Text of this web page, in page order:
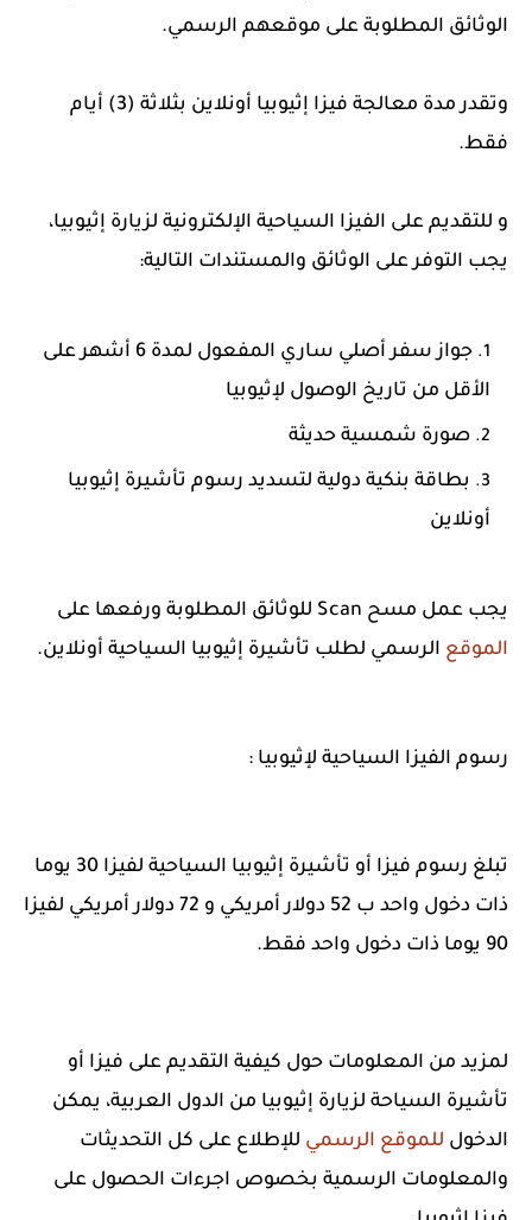
الوثائق المطلوبة على موقعهم الرسمي.
وتقدر مدة معالجة فيزا إثيوبيا أونلاين بثلاثة (3) أيام
فقط.
و للتقديم على الفيزا السياحية الإلكترونية لزيارة إثيوبيا،
يجب التوفر على الوثائق والمستندات التالية:
جواز سفر أصلي ساري المفعول لمدة 6 أشهر على
الأقل من تاريخ الوصول لإثيوبيا
صورة شمسية حديثة
بطاقة بنكية دولية لتسديد رسوم تأشيرة إثيوبيا
أونلاين
يجب عمل مسح Scan للوثائق المطلوبة ورفعها على
الموقع الرسمي لطلب تأشيرة إثيوبيا السياحية أونلاين.
رسوم الفيزا السياحية لإثيوبيا :
تبلغ رسوم فيزا أو تأشيرة إثيوبيا السياحية لفيزا 30 يوما
ذات دخول واحد ب 52 دولار أمريكي و 72 دولار أمريكي لفيزا
90 يوما ذات دخول واحد فقط.
لمزيد من المعلومات حول كيفية التقديم على فيزا أو
تأشيرة السياحة لزيارة إثيوبيا من الدول العربية، يمكن
الدخول للموقع الرسمي للإطلاع على كل التحديثات
والمعلومات الرسمية بخصوص اجرءات الحصول على